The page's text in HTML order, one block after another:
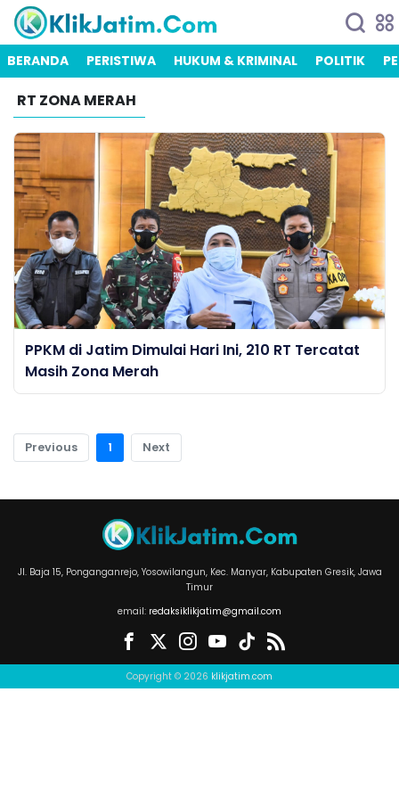
BERANDA PERISTIWA HUKUM & KRIMINAL POLITIK
RT ZONA MERAH
PPKM di Jatim Dimulai Hari Ini, 210 RT Tercatat
Masih Zona Merah
Previous 1 Next
Jl. Baja 15, Ponganganrejo, Yosowilangun, Kec. Manyar, Kabupaten Gresik, Jawa
Timur
email: redaksiklikjatim@gmail.com
Copyright © 2026 klikjatim.com